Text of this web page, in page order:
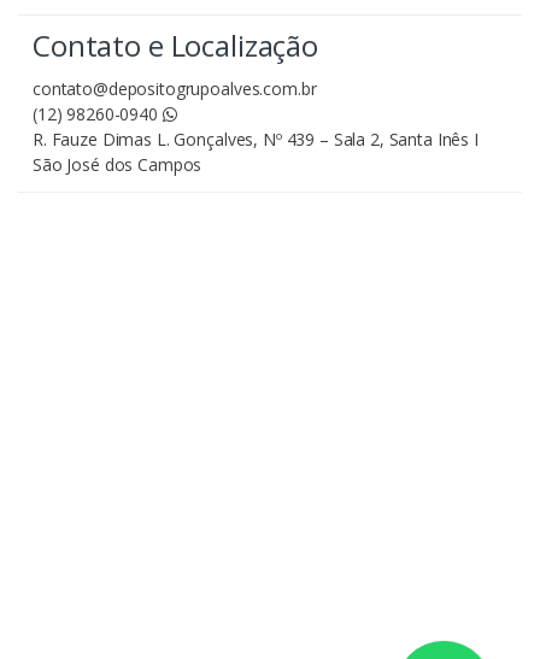
Contato e Localização
contato@depositogrupoalves.com.br
(12) 98260-0940
R. Fauze Dimas L. Gonçalves, Nº 439 – Sala 2, Santa Inês I
São José dos Campos